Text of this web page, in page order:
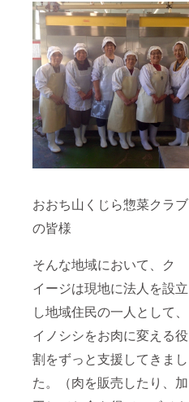
おおち山くじら惣菜クラブ
の皆様
そんな地域において、ク
イージは現地に法人を設立
し地域住民の一人として、
イノシシをお肉に変える役
割をずっと支援してきまし
た。（肉を販売したり、加